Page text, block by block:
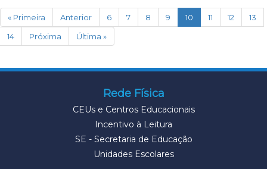
« Primeira Anterior 6 7 8 9 10 (current)
11 12
13
14
Próxima Última »
Rede Física
CEUs e Centros Educacionais
Incentivo à Leitura
SE - Secretaria de Educação
Unidades Escolares